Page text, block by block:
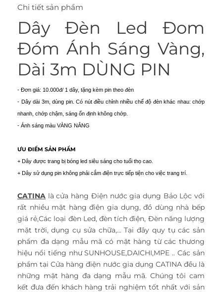
Chi tiết sản phẩm
Dây Đèn Led Đom
Đóm Ánh Sáng Vàng,
Dài 3m DÙNG PIN
- Đơn giá: 10.000đ/ 1 dây, tặng kèm pin theo đèn
- Dây dài 3m, dùng pin. Có nút điều chỉnh nhiều chế độ đèn khác nhau: chớp
nhanh, chớp chậm, sáng ổn định không chớp.
- Ánh sáng màu VÀNG NẮNG
ƯU ĐIỂM SẢN PHẨM
+ Dây được trang bị bóng led siêu sáng cho tuổi thọ cao.
+ Dây sử dụng pin không phải cắm điện trực tiếp tiện cho việc trang trí.
CATINA là cửa hàng Điện nước gia dụng Bảo Lộc với
rất nhiều mặt hàng điện gia dụng, đồ dùng nhà bếp
giá rẻ,Các loại đèn Led, đèn tích điện, Đèn năng lượng
mặt trời, dụng cụ sửa chữa,... Tại đây quy tụ các sản
phẩm đa dạng mẫu mã có mặt hàng từ các thương
hiệu nổi tiếng như SUNHOUSE,DAICHI,MPE .. Các sản
phẩm tại Cửa hàng điện nước gia dụng CATINA đều là
những mặt hàng đa dạng mẫu mã. Chúng tôi cam
kết đưa đến khách hàng trải nghiệm tốt nhất với sản